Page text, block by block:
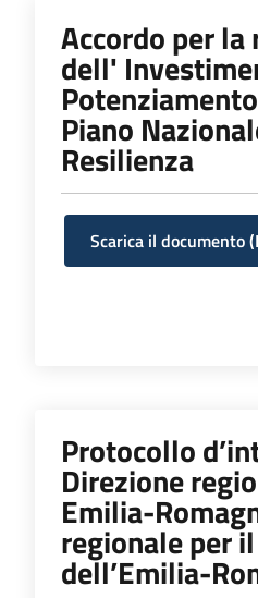
Lavoro
Seguici
Accordo per
dell'
Piano
Resilienza
Scarica il documento(
Protocollo
Direzione
Emilia-
regionale per
dell’Emilia-